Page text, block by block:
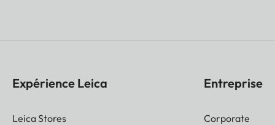
Expérience Leica
Leica Stores
Entreprise
Corporate